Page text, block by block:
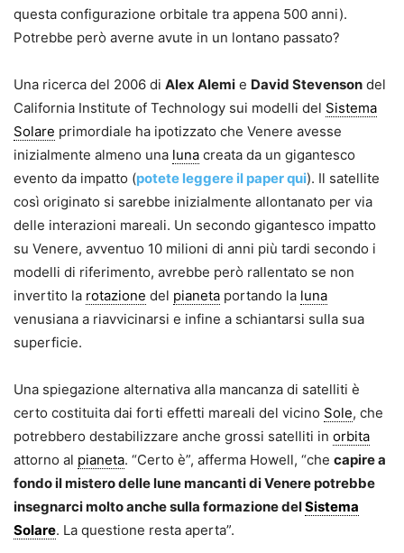
questa configurazione orbitale tra appena 500 anni).
Potrebbe però averne avute in un lontano passato?
Una ricerca del 2006 di Alex Alemi e David Stevenson del
California Institute of Technology sui modelli del Sistema
Solare primordiale ha ipotizzato che Venere avesse
inizialmente almeno una luna creata da un gigantesco
evento da impatto (potete leggere il paper qui). Il satellite
così originato si sarebbe inizialmente allontanato per via
delle interazioni mareali. Un secondo gigantesco impatto
su Venere, avventuo 10 milioni di anni più tardi secondo i
modelli di riferimento, avrebbe però rallentato se non
invertito la rotazione del pianeta portando la luna
venusiana a riavvicinarsi e infine a schiantarsi sulla sua
superficie.
Una spiegazione alternativa alla mancanza di satelliti è
certo costituita dai forti effetti mareali del vicino Sole, che
potrebbero destabilizzare anche grossi satelliti in orbita
attorno al pianeta. “Certo è”, afferma Howell, “che capire a
fondo il mistero delle lune mancanti di Venere potrebbe
insegnarci molto anche sulla formazione delSistema
Solare. La questione resta aperta”.